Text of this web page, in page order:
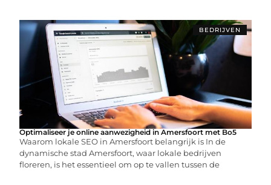
BEDRIJVEN
Optimaliseer je online aanwezigheid in Amersfoort met Bo5
Waarom lokale SEO in Amersfoort belangrijk is In de
dynamische stad Amersfoort, waar lokale bedrijven
floreren, is het essentieel om op te vallen tussen de